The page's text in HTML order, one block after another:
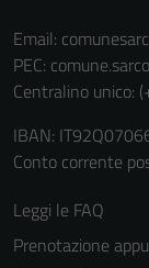
Email:
PEC:
Centralino unico:
IBAN:
Conto corrente
Leggi le FAQ
Prenotazione